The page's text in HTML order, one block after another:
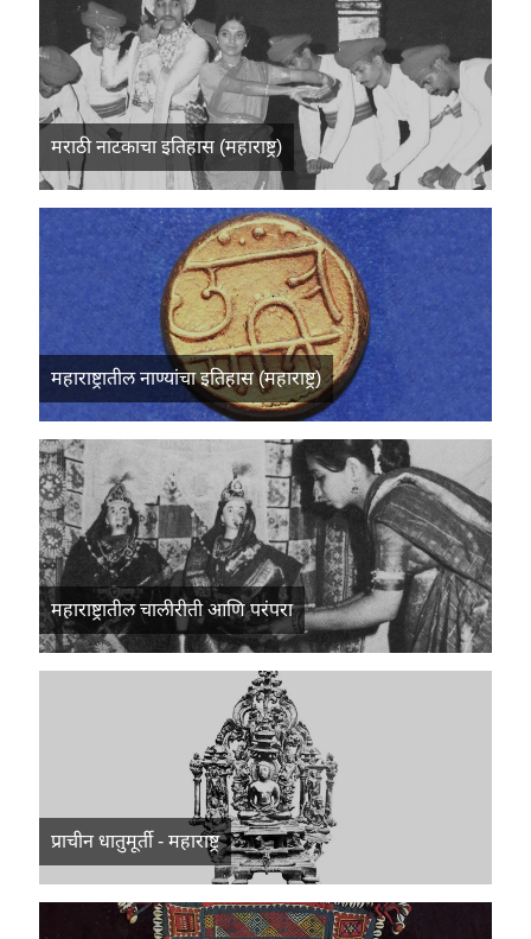
मराठी नाटकाचा इतिहास (महाराष्ट्र)
महाराष्ट्रातील नाण्यांचा इतिहास (महाराष्ट्र)
महाराष्ट्रातील चालीरीती आणि परंपरा
प्राचीन धातुमूर्ती - महाराष्ट्र